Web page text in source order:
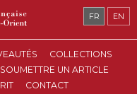
COLLECTIONS
SOUMETTRE UN ARTICLE
CONTACT
FR EN